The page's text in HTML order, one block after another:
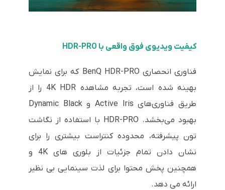
کیفیت ویدیوی فوق واقعی با HDR-PRO
فناوری انحصاری BenQ HDR-PRO که برای نمایش
بهینه شده است، تجربه مشاهده 4K HDR را از
طریق فناوری‌های Active Iris و Dynamic Black
بهبود می‌بخشد. HDR-PRO با استفاده از نگاشت
تون پیشرفته، محدوده کنتراست بیشتری را برای
نشان دادن تمام جزئیات از بلوری های 4K و
همچنین پخش محتوا برای لذت سینمایی بی نظیر
ارائه می دهد.